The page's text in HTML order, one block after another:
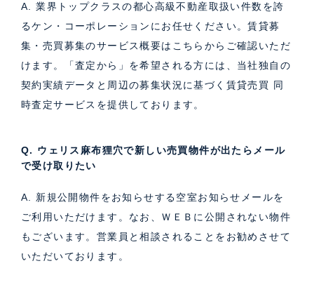
A. 業界トップクラスの都心高級不動産取扱い件数を誇
るケン・コーポレーションにお任せください。賃貸募
集・売買募集のサービス概要はこちら からご確認いただ
けます。「査定から」を希望される方には、当社独自の
契約実績データと周辺の募集状況に基づく 賃貸売買 同
時査定サービス を提供しております。
Q. ウェリス麻布狸穴で新しい売買物件が出たらメール
で受け取りたい
A. 新規公開物件をお知らせする空室お知らせメールを
ご利用いただけます。なお、ＷＥＢに公開されない物件
もございます。営業員と相談されることをお勧めさせて
いただいております。